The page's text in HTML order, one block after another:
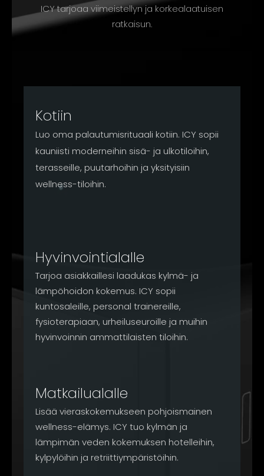
ICY tarjoaa viimeistellyn ja korkealaatuisen
ratkaisun.
Kotiin
Luo oma palautumisrituaali kotiin. ICY sopii
kauniisti moderneihin sisä- ja ulkotiloihin,
terasseille, puutarhoihin ja yksityisiin
wellness-tiloihin.
Hyvinvointialalle
Tarjoa asiakkaillesi laadukas kylmä- ja
lämpöhoidon kokemus. ICY sopii
kuntosaleille, personal trainereille,
fysioterapiaan, urheiluseuroille ja muihin
hyvinvoinnin ammattilaisten tiloihin.
Matkailualalle
Lisää vieraskokemukseen pohjoismainen
wellness-elämys. ICY tuo kylmän ja
lämpimän veden kokemuksen hotelleihin,
kylpylöihin ja retriittiympäristöihin.